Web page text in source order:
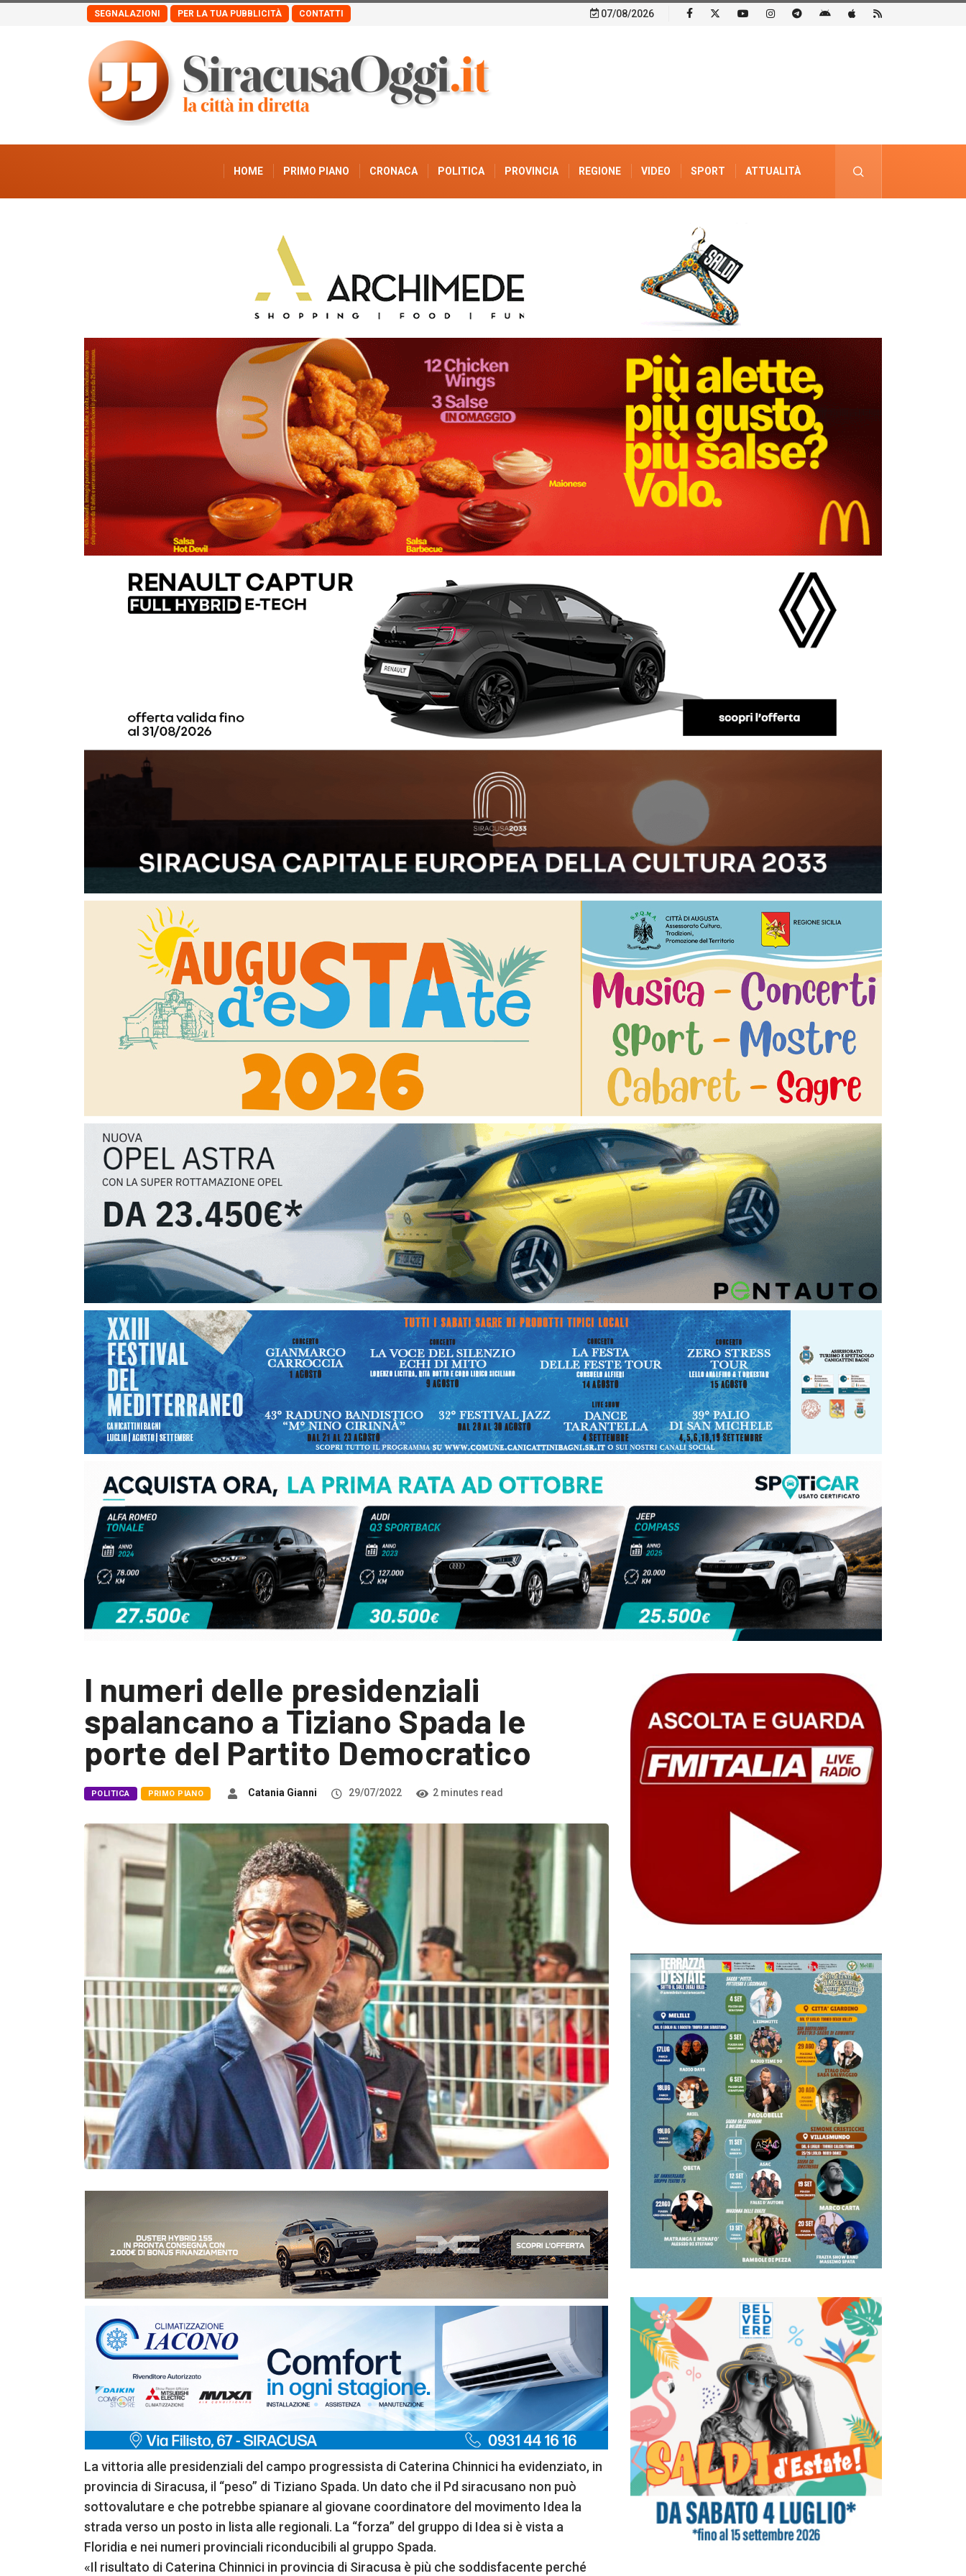
SEGNALAZIONI PER LA TUA PUBBLICITÀ CONTATTI 07/08/2026
HOME PRIMO PIANO CRONACA POLITICA PROVINCIA REGIONE VIDEO SPORT ATTUALITÀ
PUBBLICITÀ ELETTORALE
I numeri delle presidenziali
spalancano a Tiziano Spada le
porte del Partito Democratico
POLITICA PRIMO PIANO Catania Gianni 29/07/2022 2 minutes read
La vittoria alle presidenziali del campo progressista di Caterina Chinnici ha evidenziato, in
provincia di Siracusa, il “peso” di Tiziano Spada. Un dato che il Pd siracusano non può
sottovalutare e che potrebbe spianare al giovane coordinatore del movimento Idea la
strada verso un posto in lista alle regionali. La “forza” del gruppo di Idea si è vista a
Floridia e nei numeri provinciali riconducibili al gruppo Spada.
«Il risultato di Caterina Chinnici in provincia di Siracusa è più che soddisfacente perché